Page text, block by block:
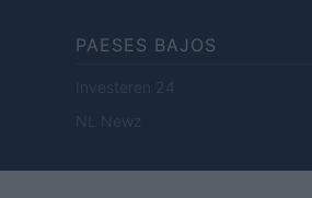
PAESES BAJOS
Investeren 24
NL Newz